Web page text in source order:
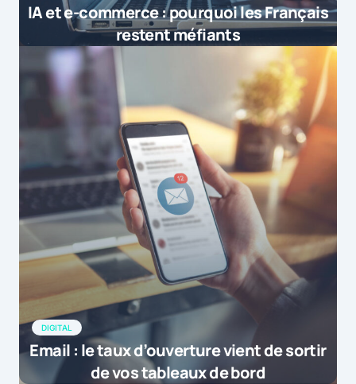
IA et e-commerce : pourquoi les Français
restent méfiants
DIGITAL
Email : le taux d’ouverture vient de sortir
de vos tableaux de bord